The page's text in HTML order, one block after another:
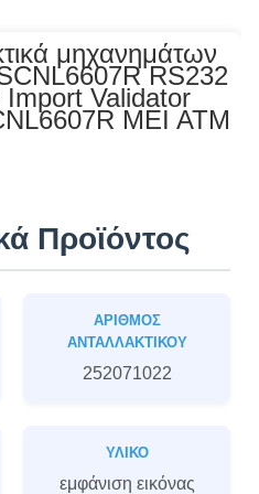
μηχανημάτων
RS232
Validator
MEI ATM
Προϊόντος
ΑΡΙΘΜΌΣ
ΑΝΤΑΛΛΑΚΤΙΚΟΎ
252071022
ΥΛΙΚΌ
εμφάνιση εικόνας